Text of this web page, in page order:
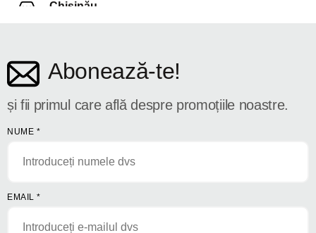
Chișinău
Abonează-te!
și fii primul care află despre promoțiile noastre.
NUME *
EMAIL *